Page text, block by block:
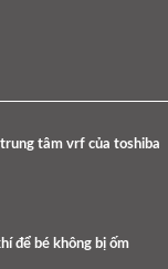
tâm vrf của toshiba
để bé không bị ốm